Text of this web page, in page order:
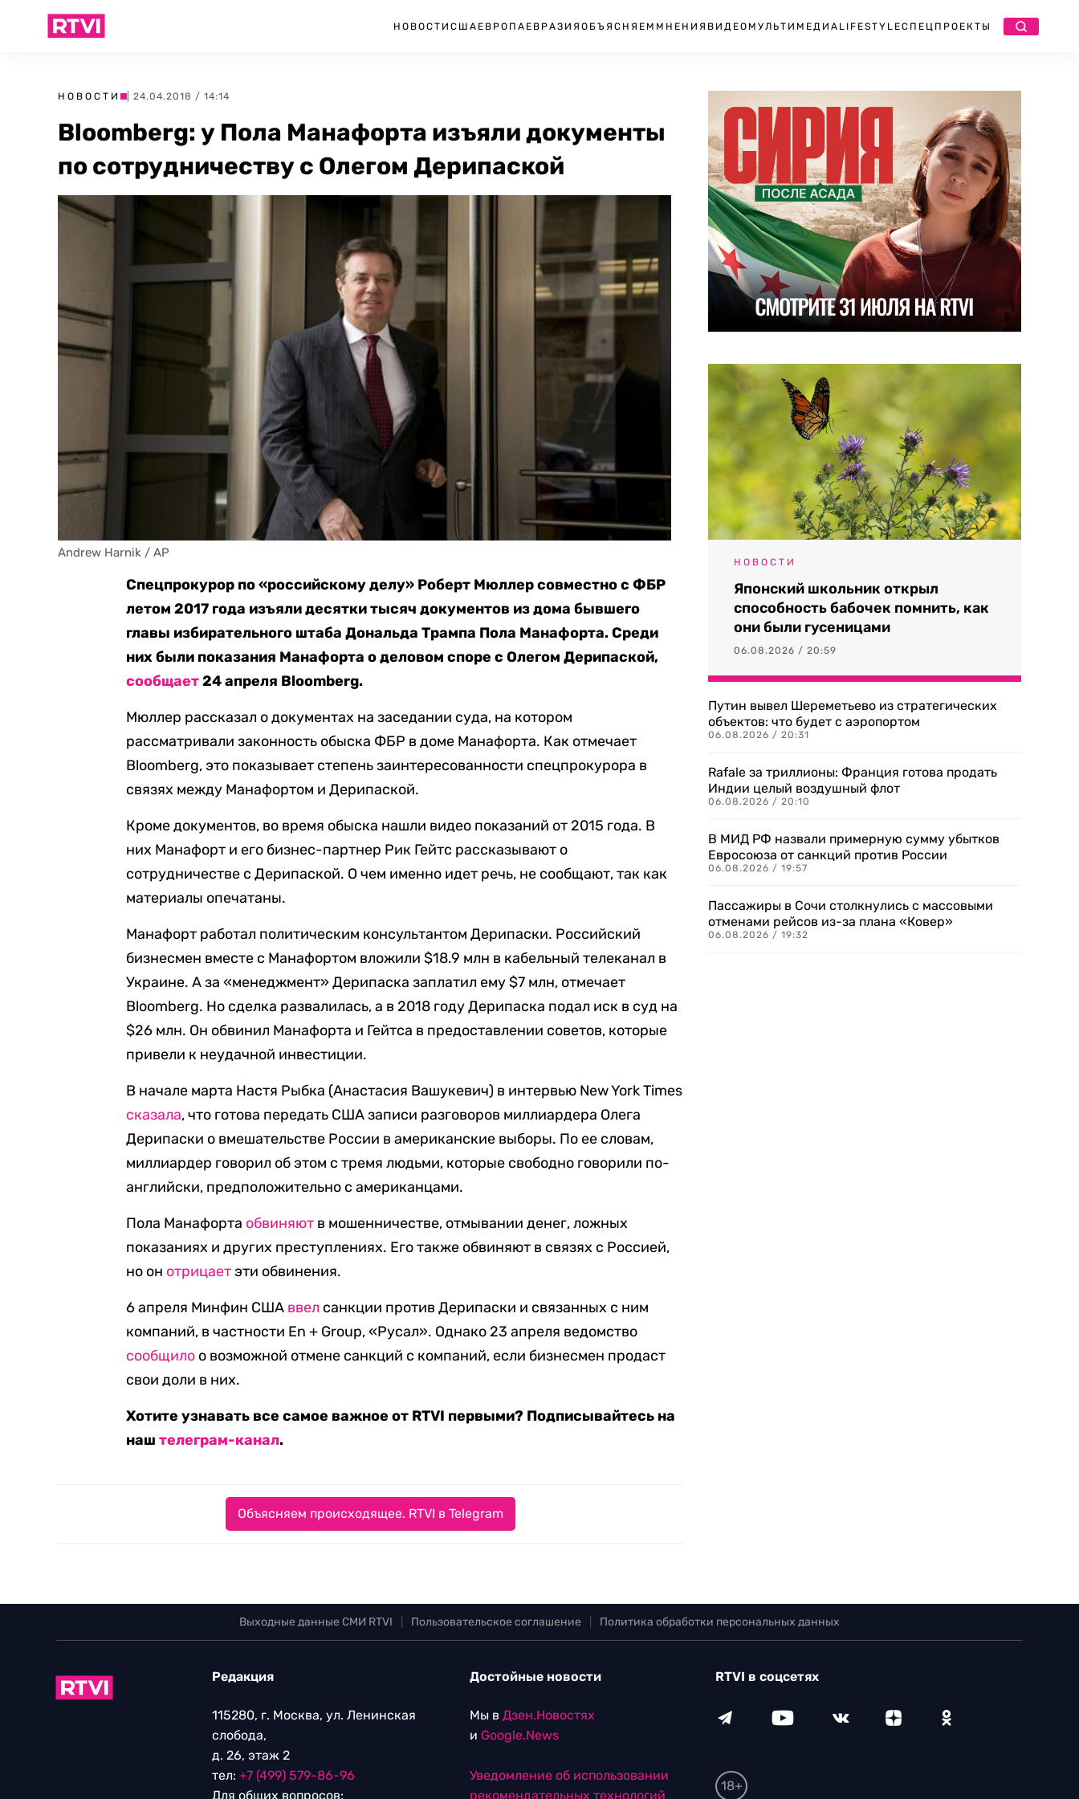
НОВОСТИ США ЕВРОПА ЕВРАЗИЯ ОБЪЯСНЯЕМ МНЕНИЯ ВИДЕО МУЛЬТИМЕДИА LIFESTYLEСПЕЦПРОЕКТЫ
НОВОСТИ | 24.04.2018 / 14:14
Bloomberg: у Пола Манафорта изъяли документы
по сотрудничеству с Олегом Дерипаской
Andrew Harnik / AP
Спецпрокурор по «российскому делу» Роберт Мюллер совместно с ФБР
летом 2017 года изъяли десятки тысяч документов из дома бывшего
главы избирательного штаба Дональда Трампа Пола Манафорта. Среди
них были показания Манафорта о деловом споре с Олегом Дерипаской,
сообщает24 апреля Bloomberg.
Мюллер рассказал о документах на заседании суда, на котором
рассматривали законность обыска ФБР в доме Манафорта. Как отмечает
Bloomberg, это показывает степень заинтересованности спецпрокурора в
связях между Манафортом и Дерипаской.
Кроме документов, во время обыска нашли видео показаний от 2015 года. В
них Манафорт и его бизнес-партнер Рик Гейтс рассказывают о
сотрудничестве с Дерипаской. О чем именно идет речь, не сообщают, так как
материалы опечатаны.
Манафорт работал политическим консультантом Дерипаски. Российский
бизнесмен вместе с Манафортом вложили $18.9 млн в кабельный телеканал в
Украине. А за «менеджмент» Дерипаска заплатил ему $7 млн, отмечает
Bloomberg. Но сделка развалилась, а в 2018 году Дерипаска подал иск в суд на
$26 млн. Он обвинил Манафорта и Гейтса в предоставлении советов, которые
привели к неудачной инвестиции.
В начале марта Настя Рыбка (Анастасия Вашукевич) в интервью New York Times
сказала, что готова передать США записи разговоров миллиардера Олега
Дерипаски о вмешательстве России в американские выборы. По ее словам,
миллиардер говорил об этом с тремя людьми, которые свободно говорили по-
английски, предположительно с американцами.
Пола Манафорта обвиняют в мошенничестве, отмывании денег, ложных
показаниях и других преступлениях. Его также обвиняют в связях с Россией,
но он отрицает эти обвинения.
6 апреля Минфин США ввел санкции против Дерипаски и связанных с ним
компаний, в частности En + Group, «Русал». Однако 23 апреля ведомство
сообщило о возможной отмене санкций с компаний, если бизнесмен продаст
свои доли в них.
Хотите узнавать все самое важное от RTVI первыми? Подписывайтесь на
наштелеграм-канал.
Объясняем происходящее. RTVI в Telegram
НОВОСТИ
Японский школьник открыл
способность бабочек помнить, как
они были гусеницами
06.08.2026 / 20:59
Путин вывел Шереметьево из стратегических
объектов: что будет с аэропортом
06.08.2026 / 20:31
Rafale за триллионы: Франция готова продать
Индии целый воздушный флот
06.08.2026 / 20:10
В МИД РФ назвали примерную сумму убытков
Евросоюза от санкций против России
06.08.2026 / 19:57
Пассажиры в Сочи столкнулись с массовыми
отменами рейсов из-за плана «Ковер»
06.08.2026 / 19:32
Выходные данные СМИ RTVI Пользовательское соглашение Политика обработки персональных данных
Редакция
115280, г. Москва, ул. Ленинская
слобода,
д. 26, этаж 2
тел: +7 (499) 579-86-96
Для общих вопросов:
Достойные новости
Мы в Дзен.Новостях
и Google.News
Уведомление об использовании
рекомендательных технологий
RTVI в соцсетях
18+